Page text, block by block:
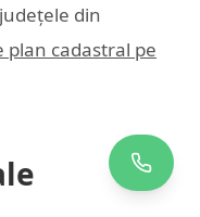
din
plan cadastral pe